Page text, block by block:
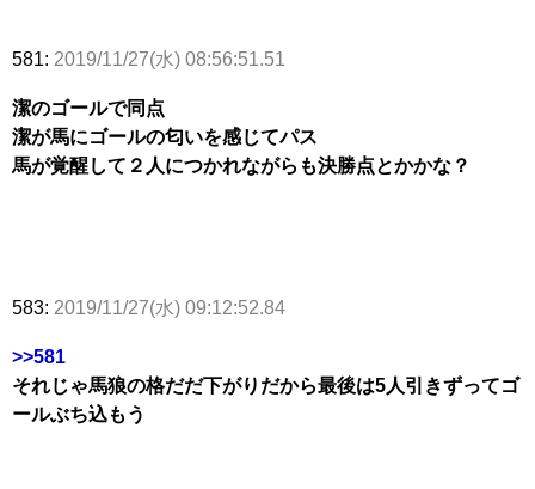
581: 2019/11/27(水) 08:56:51.51
潔のゴールで同点
潔が馬にゴールの匂いを感じてパス
馬が覚醒して２人につかれながらも決勝点とかかな？
583: 2019/11/27(水) 09:12:52.84
>>581
それじゃ馬狼の格だだ下がりだから最後は5人引きずってゴ
ールぶち込もう